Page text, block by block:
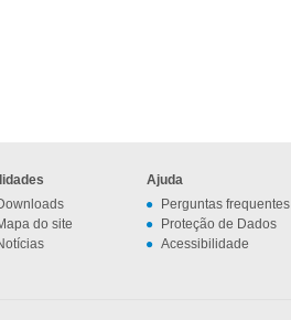
do site
Ajuda
Perguntas frequentes
Proteção de Dados
Acessibilidade